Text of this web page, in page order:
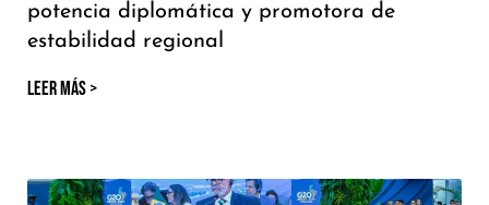
potencia diplomática y promotora de
estabilidad regional
LEER MÁS >